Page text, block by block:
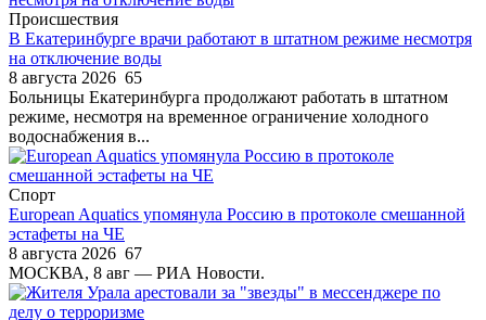
Происшествия
В Екатеринбурге врачи работают в штатном режиме несмотря
на отключение воды
8 августа 2026 65
Больницы Екатеринбурга продолжают работать в штатном
режиме, несмотря на временное ограничение холодного
водоснабжения в...
Спорт
European Aquatics упомянула Россию в протоколе смешанной
эстафеты на ЧЕ
8 августа 2026 67
МОСКВА, 8 авг — РИА Новости.